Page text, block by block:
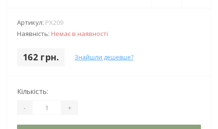
Артикул: PX209
Наявність: Немає в наявності
162 грн. Знайшли дешевше?
Кількість:
- +